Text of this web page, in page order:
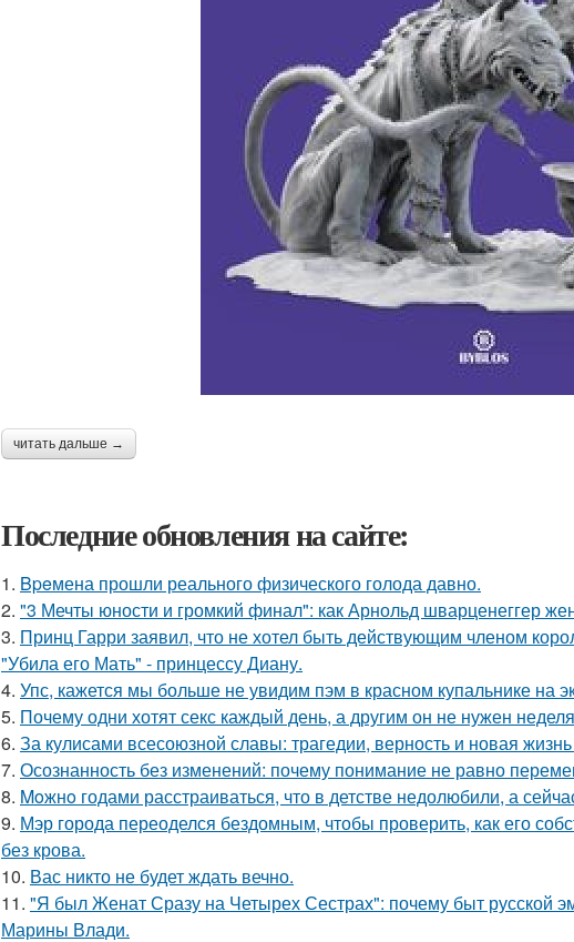
читать дальше →
Последние обновления на сайте:
1. Bpeмена прошли реального физического голода давно.
2. "3 Мечты юности и громкий финал": как Арнольд шварценеггер
3. Принц Гарри заявил, что не хотел быть действующим членом
"Убила его Мать" - принцессу Диану.
4. Упс, кажется мы больше не увидим пэм в красном купальнике на
5. Почему одни хотят секс каждый день, а другим он не нужен
6. За кулисами всесоюзной славы: трагедии, верность и новая
7. Осознанность без изменений: почему понимание не равно
8. Moжнo годами расстраиваться, что в детстве недолюбили, а
9. Мэр города переоделся бездомным, чтобы проверить, как его
без крова.
10. Вас никто не будет ждать вечно.
11. "Я был Женат Сразу на Четырех Сестрах": почему быт русской
Марины Влади.